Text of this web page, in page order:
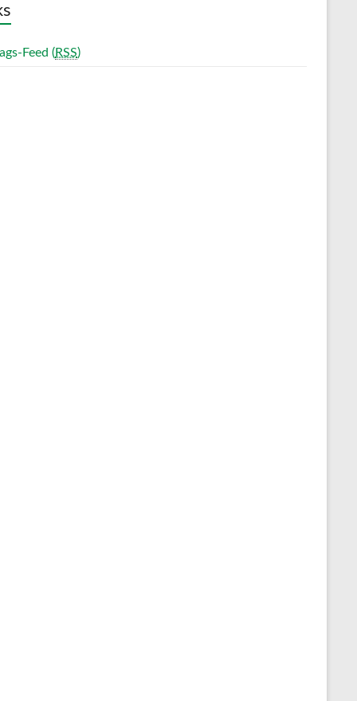
Feed (RSS)